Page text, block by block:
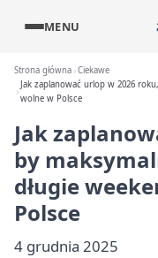
MENU
Strona główna Ciekawe
Jak zaplanować urlop w 2026
wolne w Polsce
Jak
by
długie
Polsce
4 grudnia 2025